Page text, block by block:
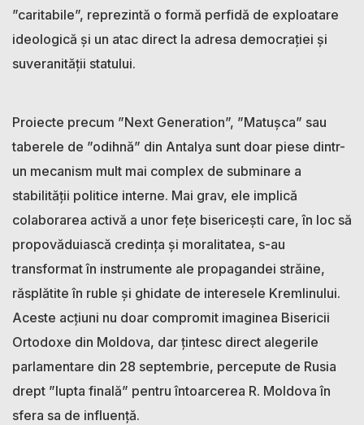
”caritabile”, reprezintă o formă perfidă de exploatare
ideologică și un atac direct la adresa democrației și
suveranității statului.
Proiecte precum ”Next Generation”, ”Matușca” sau
taberele de ”odihnă” din Antalya sunt doar piese dintr-
un mecanism mult mai complex de subminare a
stabilității politice interne. Mai grav, ele implică
colaborarea activă a unor fețe bisericești care, în loc să
propovăduiască credința și moralitatea, s-au
transformat în instrumente ale propagandei străine,
răsplătite în ruble și ghidate de interesele Kremlinului.
Aceste acțiuni nu doar compromit imaginea Bisericii
Ortodoxe din Moldova, dar țintesc direct alegerile
parlamentare din 28 septembrie, percepute de Rusia
drept ”lupta finală” pentru întoarcerea R. Moldova în
sfera sa de influență.